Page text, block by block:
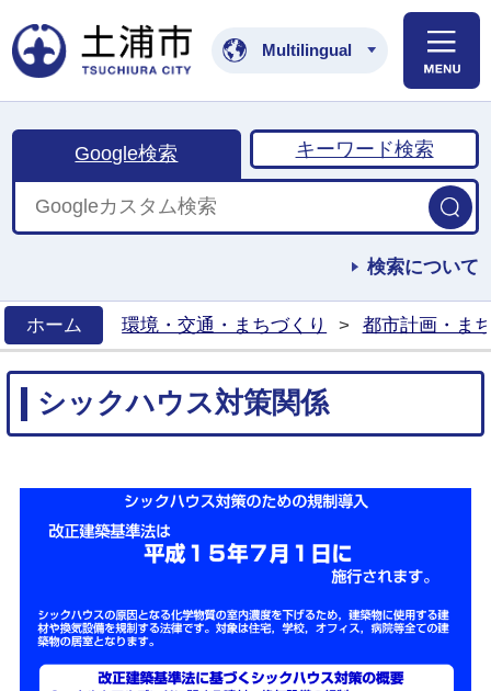
土浦市公式ホームペ
Multilingual
Google検索 キーワード検索
検索について
ホーム
環境・交通・まちづくり > 都市計画・ま
シックハウス対策関係